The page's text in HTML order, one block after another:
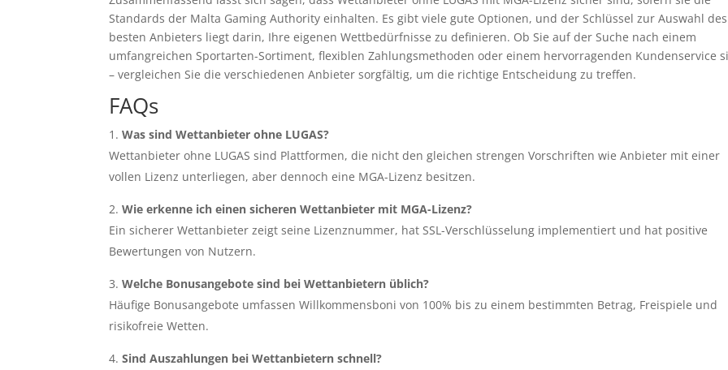
Standards der Malta Gaming Authority einhalten. Es gibt viele gute Optionen, und der Schlüssel zur Auswahl des
besten Anbieters liegt darin, Ihre eigenen Wettbedürfnisse zu definieren. Ob Sie auf der Suche nach einem
umfangreichen Sportarten-Sortiment, flexiblen Zahlungsmethoden oder einem hervorragenden Kundenservice
– vergleichen Sie die verschiedenen Anbieter sorgfältig, um die richtige Entscheidung zu treffen.
FAQs
Was sind Wettanbieter ohne LUGAS?
Wettanbieter ohne LUGAS sind Plattformen, die nicht den gleichen strengen Vorschriften wie Anbieter mit einer
vollen Lizenz unterliegen, aber dennoch eine MGA-Lizenz besitzen.
Wie erkenne ich einen sicheren Wettanbieter mit MGA-Lizenz?
Ein sicherer Wettanbieter zeigt seine Lizenznummer, hat SSL-Verschlüsselung implementiert und hat positive
Bewertungen von Nutzern.
Welche Bonusangebote sind bei Wettanbietern üblich?
Häufige Bonusangebote umfassen Willkommensboni von 100% bis zu einem bestimmten Betrag, Freispiele und
risikofreie Wetten.
Sind Auszahlungen bei Wettanbietern schnell?